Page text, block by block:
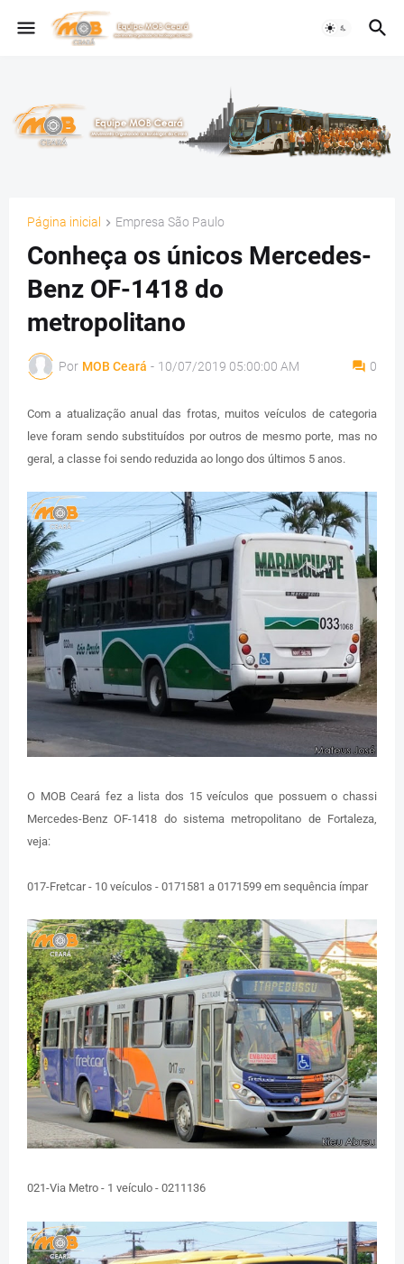
Página inicial Empresa São Paulo
Conheça os únicos Mercedes-
Benz OF-1418 do
metropolitano
Por MOB Ceará - 10/07/2019 05:00:00 AM 0
Com a atualização anual das frotas, muitos veículos de categoria
leve foram sendo substituídos por outros de mesmo porte, mas no
geral, a classe foi sendo reduzida ao longo dos últimos 5 anos.
O MOB Ceará fez a lista dos 15 veículos que possuem o chassi
Mercedes-Benz OF-1418 do sistema metropolitano de Fortaleza,
veja:
017-Fretcar - 10 veículos - 0171581 a 0171599 em sequência ímpar
021-Via Metro - 1 veículo - 0211136